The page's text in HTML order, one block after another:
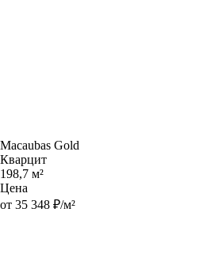
Macaubas Gold
Кварцит
198,7 м²
Цена
от 35 348 ₽/м²